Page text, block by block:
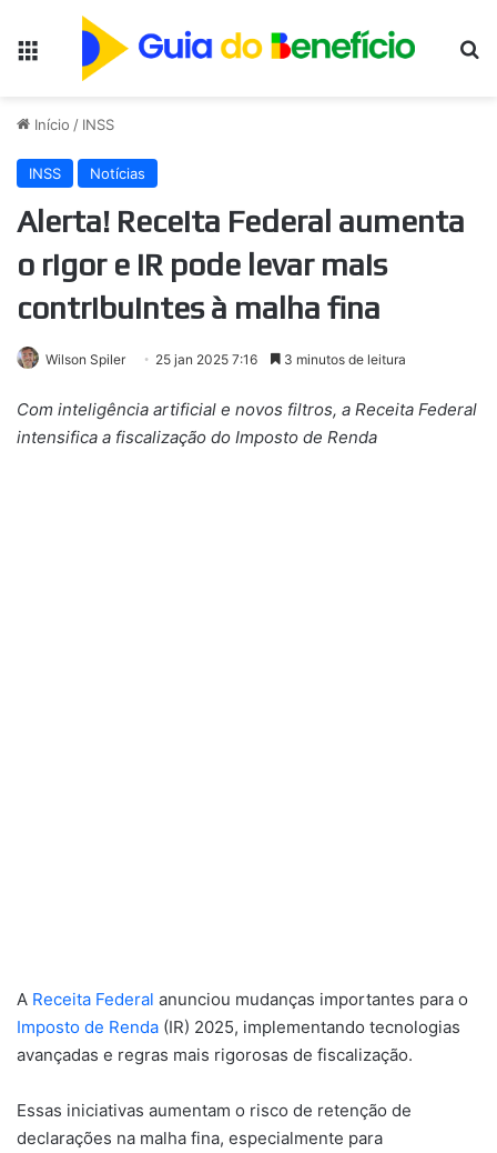
Início / INSS
INSS Notícias
Alerta! Receita Federal aumenta
o rigor e IR pode levar mais
contribuintes à malha fina
Wilson Spiler 25 jan 2025 7:16 3 minutos de leitura
Com inteligência artificial e novos filtros, a Receita Federal
intensifica a fiscalização do Imposto de Renda
A Receita Federal anunciou mudanças importantes para o
Imposto de Renda (IR) 2025, implementando tecnologias
avançadas e regras mais rigorosas de fiscalização.
Essas iniciativas aumentam o risco de retenção de
declarações na malha fina, especialmente para